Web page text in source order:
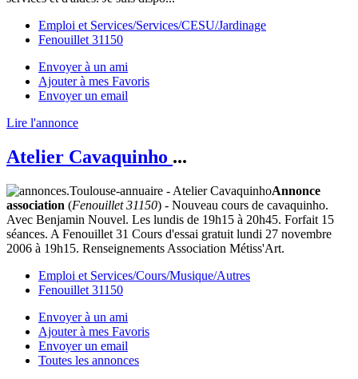
Emploi et Services/Services/CESU/Jardinage
Fenouillet 31150
Envoyer à un ami
Ajouter à mes Favoris
Envoyer un email
Lire l'annonce
Atelier Cavaquinho ...
Annonce
association (Fenouillet 31150) - Nouveau cours de cavaquinho.
Avec Benjamin Nouvel. Les lundis de 19h15 à 20h45. Forfait 15
séances. A Fenouillet 31 Cours d'essai gratuit lundi 27 novembre
2006 à 19h15. Renseignements Association Métiss'Art.
Emploi et Services/Cours/Musique/Autres
Fenouillet 31150
Envoyer à un ami
Ajouter à mes Favoris
Envoyer un email
Toutes les annonces